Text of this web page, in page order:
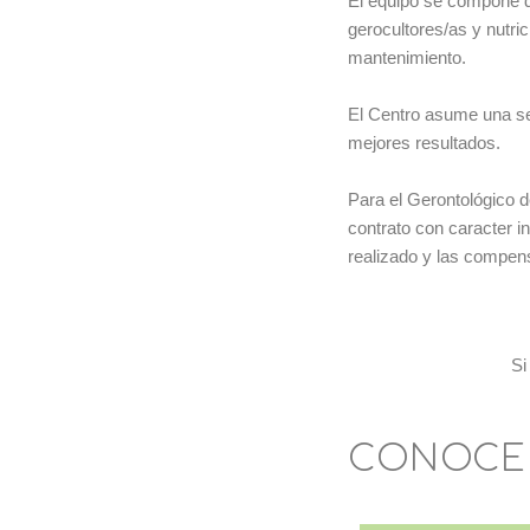
gerocultores/as y
mantenimiento.
El Centro asume una
mejores resultados.
Para el Gerontológico
contrato con caracter
realizado y las